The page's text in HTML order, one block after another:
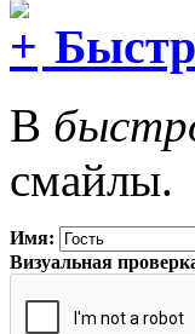
В
смайлы.
Имя:
Визуальная